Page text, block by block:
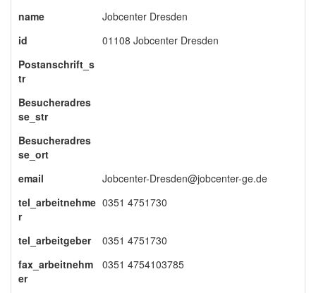
name
Jobcenter Dresden
id
01108 Jobcenter Dresden
Postanschrift_s
tr
Besucheradres
se_str
Besucheradres
se_ort
email
Jobcenter-Dresden@jobcenter-ge.de
tel_arbeitnehme
r
0351 4751730
tel_arbeitgeber
0351 4751730
fax_arbeitnehm
er
0351 4754103785